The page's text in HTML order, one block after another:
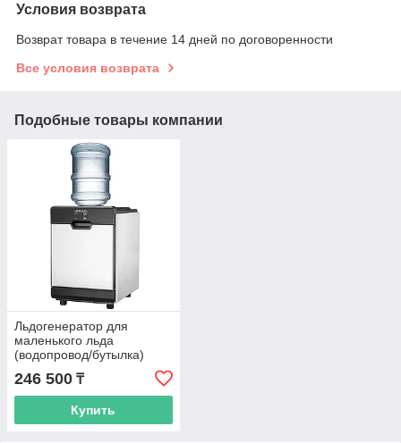
Условия возврата
Возврат товара в течение 14 дней по договоренности
Все условия возврата
Подобные товары компании
Льдогенератор для
маленького льда
(водопровод/бутылка)
SKF-K25JT
246 500 ₸
Купить